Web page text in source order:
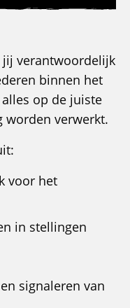
jij verantwoordelijk
binnen het
op de juiste
worden verwerkt.
voor het
in stellingen
signaleren van